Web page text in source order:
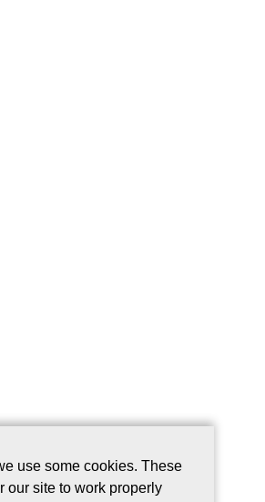
use some cookies. These
our site to work properly